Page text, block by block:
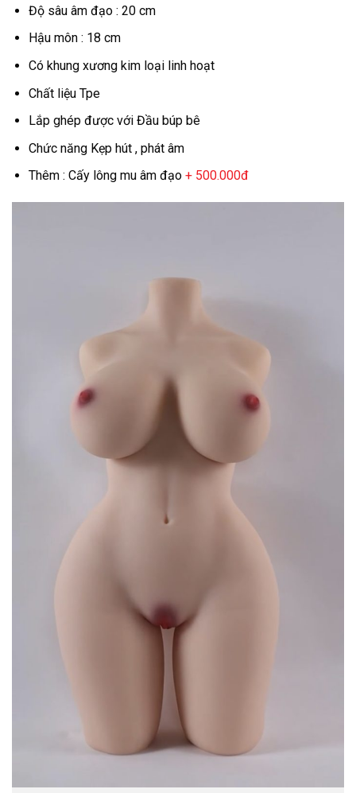
Độ sâu âm đạo : 20 cm
Hậu môn : 18 cm
Có khung xương kim loại linh hoạt
Chất liệu Tpe
Lắp ghép được với Đầu búp bê
Chức năng Kẹp hút , phát âm
Thêm : Cấy lông mu âm đạo + 500.000đ